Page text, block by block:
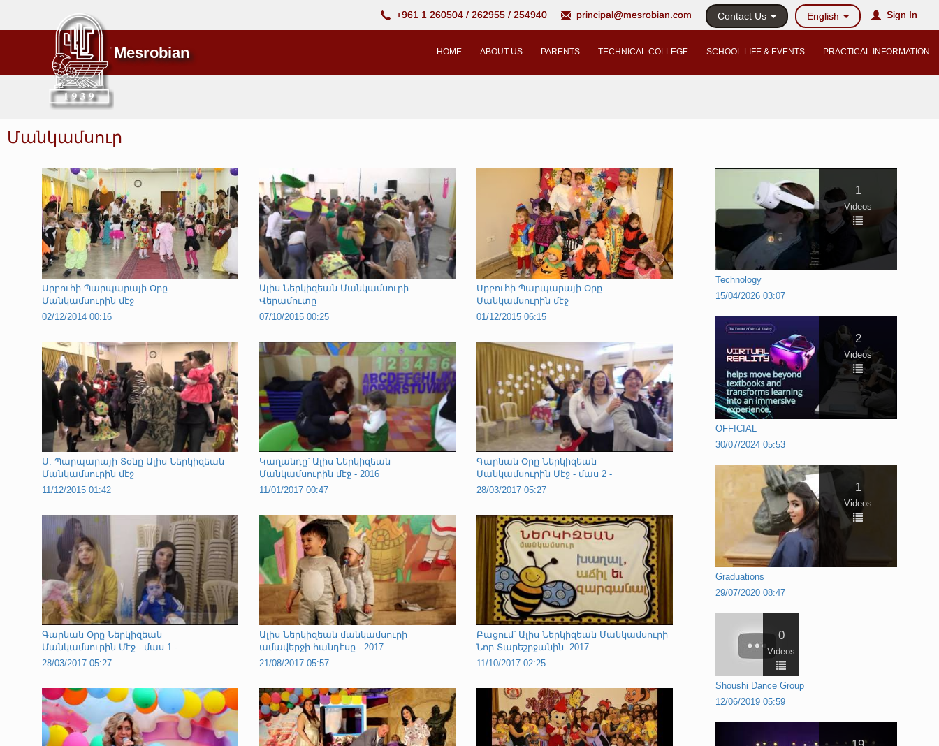
Sign In
English
Contact Us
principal@mesrobian.com
+961 1 260504 / 262955 / 254940
Mesrobian HOME ABOUT US PARENTS TECHNICAL COLLEGE SCHOOL LIFE & EVENTS PRACTICAL INFORMATION
Մանկամսուր
Սրբուհի Պարպարայի Օրը
Մանկամսուրին մէջ
02/12/2014 00:16
Ալիս Ներկիզեան Մանկամսուրի
Վերամուտը
07/10/2015 00:25
Սրբուհի Պարպարայի Օրը
Մանկամսուրին մէջ
01/12/2015 06:15
Ս. Պարպարայի Տօնը Ալիս Ներկիզեան
Մանկամսուրին մէջ
11/12/2015 01:42
Կաղանդը՝ Ալիս Ներկիզեան
Մանկամսուրին մէջ - 2016
11/01/2017 00:47
Գարնան Օրը Ներկիզեան
Մանկամսուրին Մէջ - մաս 2 -
28/03/2017 05:27
Գարնան Օրը Ներկիզեան
Մանկամսուրին Մէջ - մաս 1 -
28/03/2017 05:27
Ալիս Ներկիզեան մանկամսուրի
ամավերջի հանդէսը - 2017
21/08/2017 05:57
Բացում՝ Ալիս Ներկիզեան Մանկամսուրի
Նոր Տարեշրջանին -2017
11/10/2017 02:25
1
Videos
Technology
15/04/2026 03:07
2
Videos
OFFICIAL
30/07/2024 05:53
1
Videos
Graduations
29/07/2020 08:47
0
Videos
Shoushi Dance Group
12/06/2019 05:59